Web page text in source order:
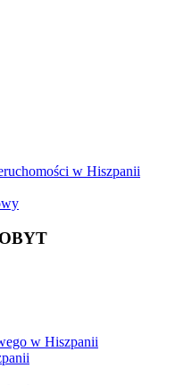
w Hiszpanii
w Hiszpanii